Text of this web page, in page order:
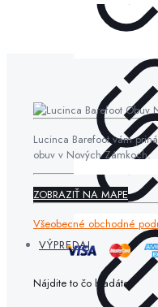
VÝPREDAJ
Lucinca Barefoot vám
obuv v Nových Zámkoch.
ZOBRAZIŤ NA MAPE
Všeobecné obchodné
Nájdite to čo hľadáte